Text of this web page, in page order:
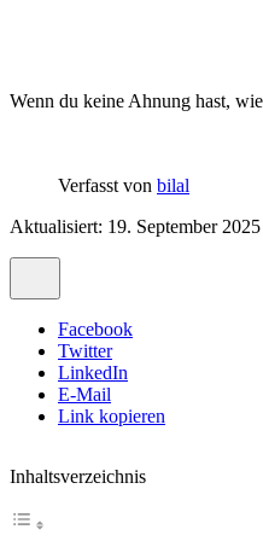
Wenn du keine Ahnung hast,
Verfasst von bilal
Aktualisiert: 19. September 2025
Facebook
Twitter
LinkedIn
E-Mail
Link kopieren
Inhaltsverzeichnis